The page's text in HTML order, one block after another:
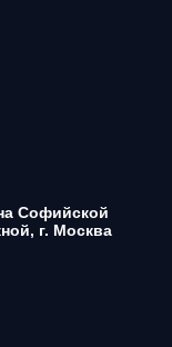
Софийской
г. Москва